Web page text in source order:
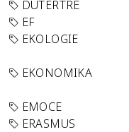
DUTERTRE
EF
EKOLOGIE
EKONOMIKA
EMOCE
ERASMUS